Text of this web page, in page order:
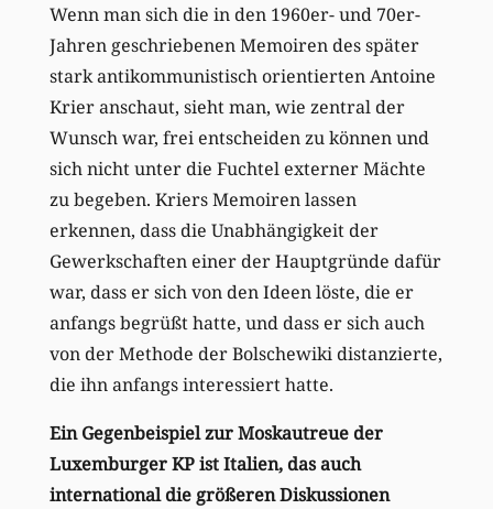
Wenn man sich die in den 1960er- und 70er-
Jahren geschriebenen Memoiren des später
stark antikommunistisch orientierten Antoine
Krier anschaut, sieht man, wie zentral der
Wunsch war, frei entscheiden zu können und
sich nicht unter die Fuchtel externer Mächte
zu begeben. Kriers Memoiren lassen
erkennen, dass die Unabhängigkeit der
Gewerkschaften einer der Hauptgründe dafür
war, dass er sich von den Ideen löste, die er
anfangs begrüßt hatte, und dass er sich auch
von der Methode der Bolschewiki distanzierte,
die ihn anfangs interessiert hatte.
Ein Gegenbeispiel zur Moskautreue der
Luxemburger KP ist Italien, das auch
international die größeren Diskussionen